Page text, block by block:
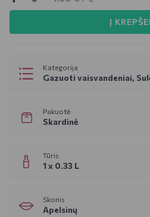
Į
Kategorija
Gazuoti vaisvandeniai,
Pakuotė
Skardinė
Tūris
1 x 0.33 L
Skonis
Apelsinų